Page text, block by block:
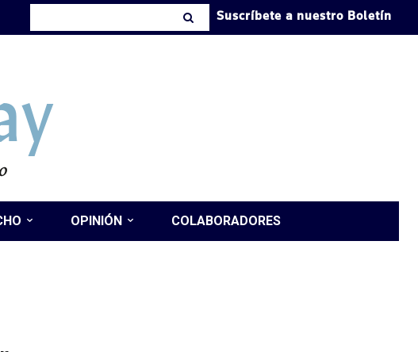
Suscríbete a nuestro Boletín
OPINIÓN COLABORADORES